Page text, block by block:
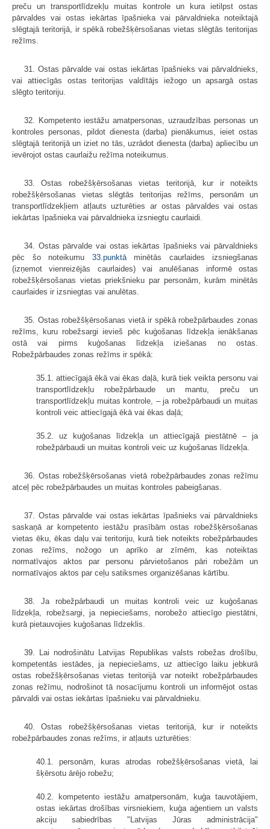
preču un transportlīdzekļu muitas kontrole un kura ietilpst ostas
pārvaldes vai ostas iekārtas īpašnieka vai pārvaldnieka noteiktajā
slēgtajā teritorijā, ir spēkā robežšķērsošanas vietas slēgtās teritorijas
režīms.
31. Ostas pārvalde vai ostas iekārtas īpašnieks vai pārvaldnieks,
vai attiecīgās ostas teritorijas valdītājs iežogo un apsargā ostas
slēgto teritoriju.
32. Kompetento iestāžu amatpersonas, uzraudzības personas un
kontroles personas, pildot dienesta (darba) pienākumus, ieiet ostas
slēgtajā teritorijā un iziet no tās, uzrādot dienesta (darba) apliecību un
ievērojot ostas caurlaižu režīma noteikumus.
33. Ostas robežšķērsošanas vietas teritorijā, kur ir noteikts
robežšķērsošanas vietas slēgtās teritorijas režīms, personām un
transportlīdzekļiem atļauts uzturēties ar ostas pārvaldes vai ostas
iekārtas īpašnieka vai pārvaldnieka izsniegtu caurlaidi.
34. Ostas pārvalde vai ostas iekārtas īpašnieks vai pārvaldnieks
pēc šo noteikumu 33.punktāminētās caurlaides izsniegšanas
(izņemot vienreizējās caurlaides) vai anulēšanas informē ostas
robežšķērsošanas vietas priekšnieku par personām, kurām minētās
caurlaides ir izsniegtas vai anulētas.
35. Ostas robežšķērsošanas vietā ir spēkā robežpārbaudes zonas
režīms, kuru robežsargi ievieš pēc kuģošanas līdzekļa ienākšanas
ostā vai pirms kuģošanas līdzekļa iziešanas no ostas.
Robežpārbaudes zonas režīms ir spēkā:
35.1. attiecīgajā ēkā vai ēkas daļā, kurā tiek veikta personu vai
transportlīdzekļu robežpārbaude un mantu, preču un
transportlīdzekļu muitas kontrole, – ja robežpārbaudi un muitas
kontroli veic attiecīgajā ēkā vai ēkas daļā;
35.2. uz kuģošanas līdzekļa un attiecīgajā piestātnē – ja
robežpārbaudi un muitas kontroli veic uz kuģošanas līdzekļa.
36. Ostas robežšķērsošanas vietā robežpārbaudes zonas režīmu
atceļ pēc robežpārbaudes un muitas kontroles pabeigšanas.
37. Ostas pārvalde vai ostas iekārtas īpašnieks vai pārvaldnieks
saskaņā ar kompetento iestāžu prasībām ostas robežšķērsošanas
vietas ēku, ēkas daļu vai teritoriju, kurā tiek noteikts robežpārbaudes
zonas režīms, nožogo un aprīko ar zīmēm, kas noteiktas
normatīvajos aktos par personu pārvietošanos pāri robežām un
normatīvajos aktos par ceļu satiksmes organizēšanas kārtību.
38. Ja robežpārbaudi un muitas kontroli veic uz kuģošanas
līdzekļa, robežsargi, ja nepieciešams, norobežo attiecīgo piestātni,
kurā pietauvojies kuģošanas līdzeklis.
39. Lai nodrošinātu Latvijas Republikas valsts robežas drošību,
kompetentās iestādes, ja nepieciešams, uz attiecīgo laiku jebkurā
ostas robežšķērsošanas vietas teritorijā var noteikt robežpārbaudes
zonas režīmu, nodrošinot tā nosacījumu kontroli un informējot ostas
pārvaldi vai ostas iekārtas īpašnieku vai pārvaldnieku.
40. Ostas robežšķērsošanas vietas teritorijā, kur ir noteikts
robežpārbaudes zonas režīms, ir atļauts uzturēties:
40.1. personām, kuras atrodas robežšķērsošanas vietā, lai
šķērsotu ārējo robežu;
40.2. kompetento iestāžu amatpersonām, kuģa tauvotājiem,
ostas iekārtas drošības virsniekiem, kuģa aģentiem un valsts
akciju sabiedrības "Latvijas Jūras administrācija"